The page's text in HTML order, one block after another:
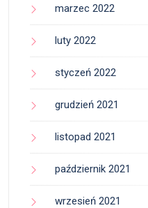
marzec 2022
luty 2022
styczeń 2022
grudzień 2021
listopad 2021
październik 2021
wrzesień 2021